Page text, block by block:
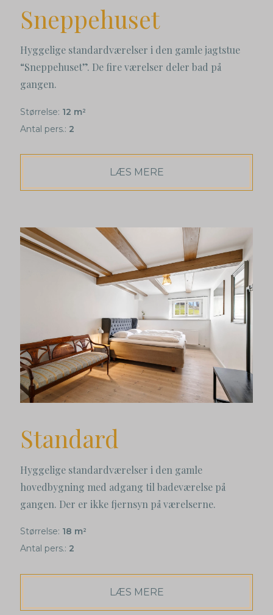
Sneppehuset
Hyggelige standardværelser i den gamle jagtstue
“Sneppehuset”. De fire værelser deler bad på
gangen.
LÆS MERE
Størrelse: 12 m2
Antal pers.: 2
Standard
Hyggelige standardværelser i den gamle
hovedbygning med adgang til badeværelse på
gangen. Der er ikke fjernsyn på værelserne.
LÆS MERE
Størrelse: 18 m2
Antal pers.: 2